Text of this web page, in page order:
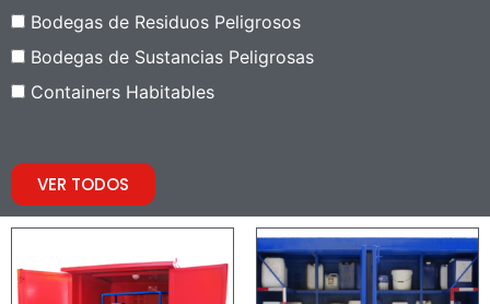
Bodegas de Residuos Peligrosos
Bodegas de Sustancias Peligrosas
Containers Habitables
VER TODOS